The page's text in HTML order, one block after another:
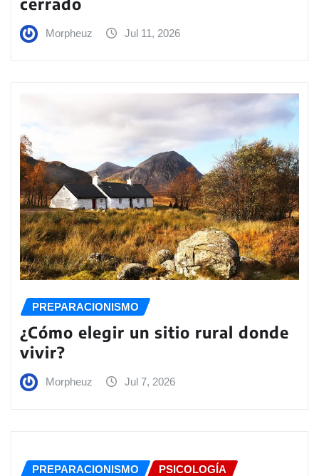
Morpheuz Jul 11, 2026
PREPARACIONISMO
¿Cómo elegir un sitio rural donde
vivir?
Morpheuz Jul 7, 2026
PREPARACIONISMO PSICOLOGÍA